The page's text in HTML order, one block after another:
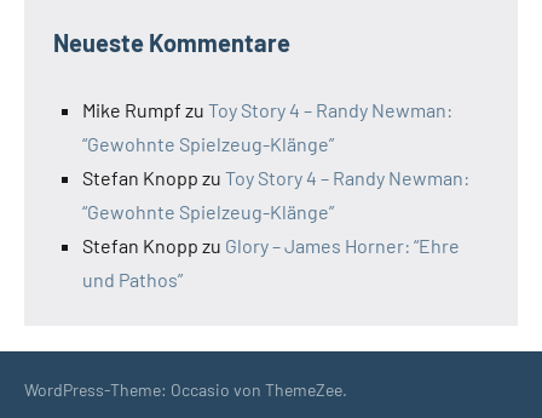
Neueste Kommentare
Mike Rumpf zu Toy Story 4 – Randy Newman:
“Gewohnte Spielzeug-Klänge”
Stefan Knopp zu Toy Story 4 – Randy Newman:
“Gewohnte Spielzeug-Klänge”
Stefan Knopp zu Glory – James Horner: “Ehre
und Pathos”
WordPress-Theme: Occasio von ThemeZee.